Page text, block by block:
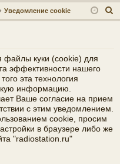
ум
"И
ив
ид
уа
ль
но
ив
ст
ог
о
ф
ор
ум
д ис
тр
ия
Уведомление cookie
о
файлы куки (cookie) для
эффективности нашего
эта технология
информацию.
Ваше согласие на прием
с этим уведомлением.
cookie, просим
в браузере либо же
"radiostation.ru"